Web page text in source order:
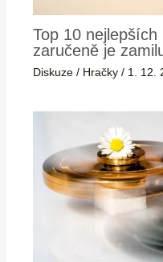
Top 10
zaručeně je
Diskuze / Hračky / 1. 12.